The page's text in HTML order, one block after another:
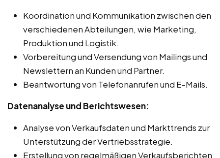
Koordination und Kommunikation zwischen den
verschiedenen Abteilungen, wie Marketing,
Produktion und Logistik.
Vorbereitung und Versendung von Mailings und
Newslettern an Kunden und Partner.
Beantwortung von Telefonanrufen und E-Mails.
Datenanalyse und Berichtswesen:
Analyse von Verkaufsdaten und Markttrends zur
Unterstützung der Vertriebsstrategie.
Erstellung von regelmäßigen Verkaufsberichten